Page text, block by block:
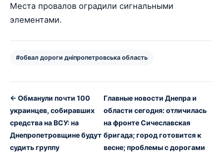
Места провалов оградили сигнальными
элементами.
#обвал дороги дніпропетровська область
← Обманули почти 100
украинцев, собиравших
средства на ВСУ: на
Днепропетровщине будут
судить группу
Главные новости Днепра и
области сегодня: отличилась
на фронте Сичеславская
бригада; город готовится к
весне; проблемы с дорогами